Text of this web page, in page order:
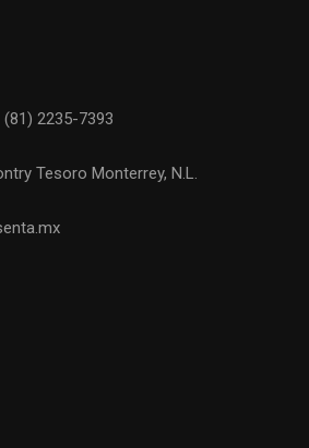
2235-7393
Tesoro Monterrey, N.L.